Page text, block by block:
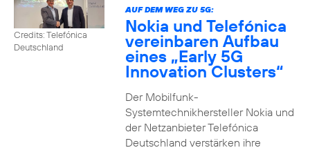
Credits: Telefónica
Deutschland
AUF DEM WEG ZU 5G:
Nokia und Telefónica
vereinbaren Aufbau
eines „Early 5G
Innovation Clusters“
Der Mobilfunk-
Systemtechnikhersteller Nokia und
der Netzanbieter Telefónica
Deutschland verstärken ihre